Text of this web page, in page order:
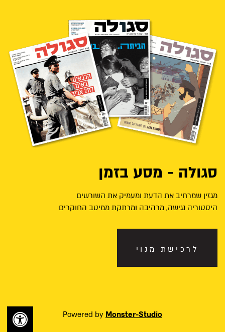
סגולה - מסע בזמן
מגזין שמרחיב את הדעת ומעמיק את השורשים
היסטוריה נגישה, מרהיבה ומרתקת ממיטב החוקרים
לרכישת מנוי
Powered by Monster-Studio